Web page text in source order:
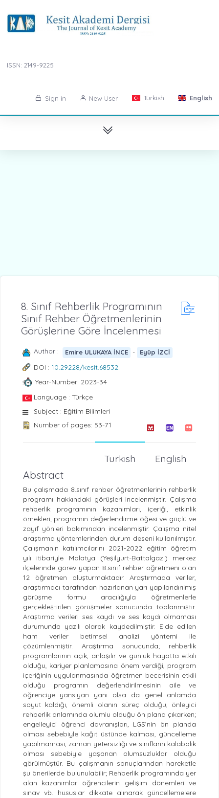
ISSN: 2149-9225
Sign in New User Turkish English
8. Sınıf Rehberlik Programının
Sınıf Rehber Öğretmenlerinin
Görüşlerine Göre İncelenmesi
Author : Emire ULUKAYA İNCE - Eyüp İZCİ
DOI : 10.29228/kesit.68532
Year-Number: 2023-34
Language : Türkçe
Subject : Eğitim Bilimleri
Number of pages: 53-71
English
Turkish
Abstract
Bu çalışmada 8.sınıf rehber öğretmenlerinin rehberlik
programı hakkındaki görüşleri incelenmiştir. Çalışma
rehberlik programının kazanımları, içeriği, etkinlik
örnekleri, programın değerlendirme öğesi ve güçlü ve
zayıf yönleri bakımından incelenmiştir. Çalışma nitel
araştırma yöntemlerinden durum deseni kullanılmıştır.
Çalışmanın katılımcılarını 2021-2022 eğitim öğretim
yılı itibariyle Malatya (Yeşilyurt-Battalgazi) merkez
ilçelerinde görev yapan 8.sınıf rehber öğretmeni olan
12 öğretmen oluşturmaktadır. Araştırmada veriler,
araştırmacı tarafından hazırlanan yarı yapılandırılmış
görüşme formu aracılığıyla öğretmenlerle
gerçekleştirilen görüşmeler sonucunda toplanmıştır.
Araştırma verileri ses kaydı ve ses kaydı olmaması
durumunda yazılı olarak kaydedilmiştir. Elde edilen
ham veriler betimsel analizi yöntemi ile
çözümlenmiştir. Araştırma sonucunda; rehberlik
programlarının açık, anlaşılır ve günlük hayatta etkili
olduğu, kariyer planlamasına önem verdiği, program
içeriğinin uygulanmasında öğretmen becerisinin etkili
olduğu programın değerlendirilmesinin aile ve
öğrenciye yansıyan yanı olsa da genel anlamda
soyut kaldığı, önemli olanın süreç olduğu, önleyici
rehberlik anlamında olumlu olduğu ön plana çıkarken;
engelleyici öğrenci davranışları, LGS’nin ön planda
olması sebebiyle kağıt üstünde kalması, güncelleme
yapılmaması, zaman yetersizliği ve sınıfların kalabalık
olması sebebiyle yaşanan olumsuzluklar olduğu
görülmüştür. Bu çalışmanın sonuçlarından hareketle
şu önerilerde bulunulabilir; Rehberlik programında yer
alan kazanımlar öğrencilerin gelişim dönemleri ve
sınav vb. hususlar dikkate alınarak güncellemelere